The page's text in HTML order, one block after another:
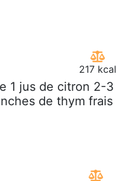
217 kcal
1 jus de citron 2-3
de thym frais